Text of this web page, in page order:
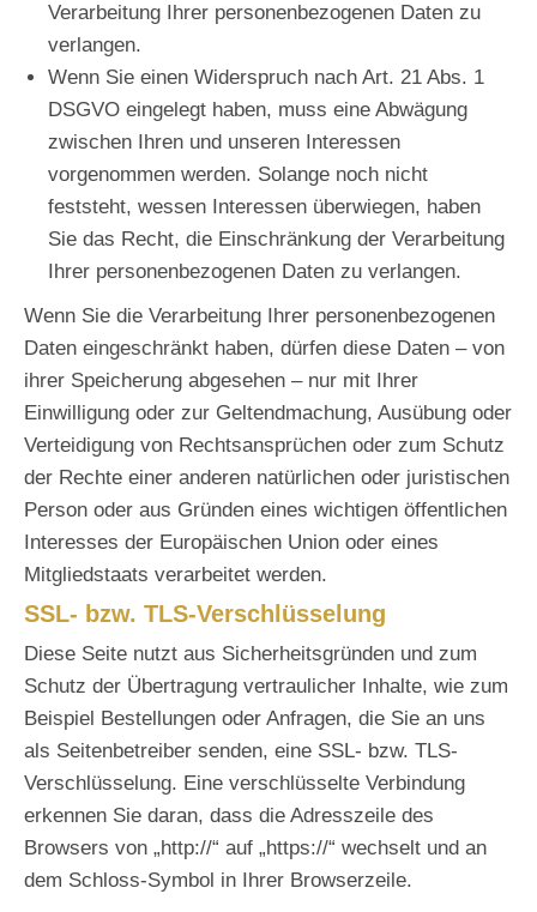
Verarbeitung Ihrer personenbezogenen Daten zu
verlangen.
Wenn Sie einen Widerspruch nach Art. 21 Abs. 1
DSGVO eingelegt haben, muss eine Abwägung
zwischen Ihren und unseren Interessen
vorgenommen werden. Solange noch nicht
feststeht, wessen Interessen überwiegen, haben
Sie das Recht, die Einschränkung der Verarbeitung
Ihrer personenbezogenen Daten zu verlangen.
Wenn Sie die Verarbeitung Ihrer personenbezogenen
Daten eingeschränkt haben, dürfen diese Daten – von
ihrer Speicherung abgesehen – nur mit Ihrer
Einwilligung oder zur Geltendmachung, Ausübung oder
Verteidigung von Rechtsansprüchen oder zum Schutz
der Rechte einer anderen natürlichen oder juristischen
Person oder aus Gründen eines wichtigen öffentlichen
Interesses der Europäischen Union oder eines
Mitgliedstaats verarbeitet werden.
SSL- bzw. TLS-Verschlüsselung
Diese Seite nutzt aus Sicherheitsgründen und zum
Schutz der Übertragung vertraulicher Inhalte, wie zum
Beispiel Bestellungen oder Anfragen, die Sie an uns
als Seitenbetreiber senden, eine SSL- bzw. TLS-
Verschlüsselung. Eine verschlüsselte Verbindung
erkennen Sie daran, dass die Adresszeile des
Browsers von „http://“ auf „https://“ wechselt und an
dem Schloss-Symbol in Ihrer Browserzeile.